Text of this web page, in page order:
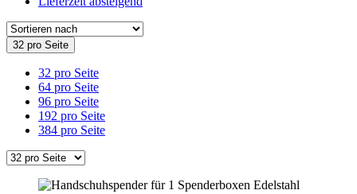
32 pro Seite
32 pro Seite
64 pro Seite
96 pro Seite
192 pro Seite
384 pro Seite